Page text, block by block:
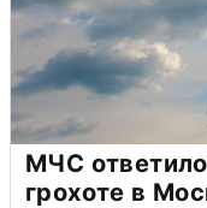
МЧС
грохоте в